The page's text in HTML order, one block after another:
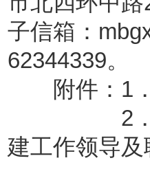
子信箱：
62344339。
附件：1．
2．
建工作领导